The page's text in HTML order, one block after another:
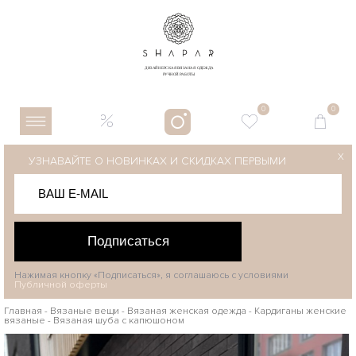
0 0
УЗНАВАЙТЕ О НОВИНКАХ И СКИДКАХ ПЕРВЫМИ
Подписаться
X
Нажимая кнопку «Подписаться», я соглашаюсь с условиями
Публичной оферты
Главная - Вязаные вещи - Вязаная женская одежда - Кардиганы женские
вязаные - Вязаная шуба с капюшоном